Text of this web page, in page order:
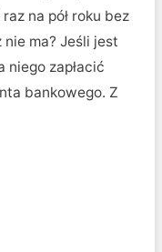
na pół roku bez
ma? Jeśli jest
niego zapłacić
bankowego. Z